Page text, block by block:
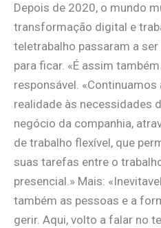
Depois de 2020, o mundo
transformação digital e
teletrabalho passaram a
para ficar. «É assim
responsável.
realidade às necessidades
negócio da companhia,
de trabalho flexível, que
suas tarefas entre o
presencial.» Mais:
também as pessoas e a
gerir. Aqui, volto a falar no